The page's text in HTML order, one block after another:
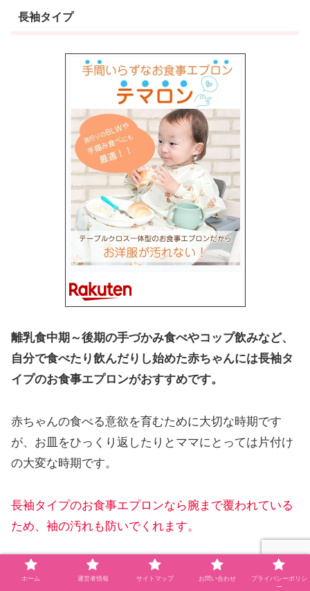
長袖タイプ
離乳食中期～後期の手づかみ食べやコップ飲みなど、
自分で食べたり飲んだりし始めた赤ちゃんには長袖タ
イプのお食事エプロンがおすすめです。
赤ちゃんの食べる意欲を育むために大切な時期です
が、お皿をひっくり返したりとママにとっては片付け
の大変な時期です。
長袖タイプのお食事エプロンなら腕まで覆われている
ため、袖の汚れも防いでくれます。
ポケットつき
ホーム 運営者情報 サイトマップ お問い合わせ
プライバシーポリシ
ー